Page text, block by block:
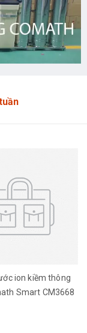
ion kiềm thông
Smart CM3668